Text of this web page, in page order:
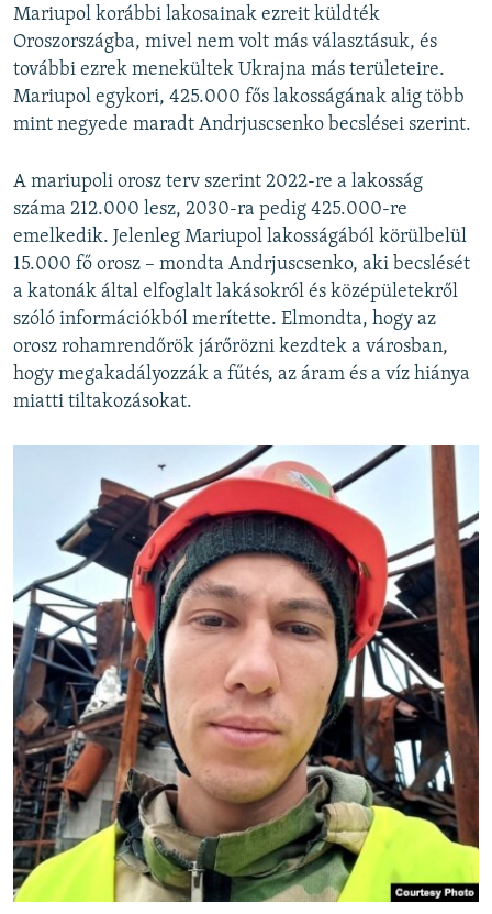
Mariupol korábbi lakosainak ezreit küldték
Oroszországba, mivel nem volt más választásuk, és
további ezrek menekültek Ukrajna más területeire.
Mariupol egykori, 425.000 fős lakosságának alig több
mint negyede maradt Andrjuscsenko becslései szerint.
A mariupoli orosz terv szerint 2022-re a lakosság
száma 212.000 lesz, 2030-ra pedig 425.000-re
emelkedik. Jelenleg Mariupol lakosságából körülbelül
15.000 fő orosz – mondta Andrjuscsenko, aki becslését
a katonák által elfoglalt lakásokról és középületekről
szóló információkból merítette. Elmondta, hogy az
orosz rohamrendőrök járőrözni kezdtek a városban,
hogy megakadályozzák a fűtés, az áram és a víz hiánya
miatti tiltakozásokat.